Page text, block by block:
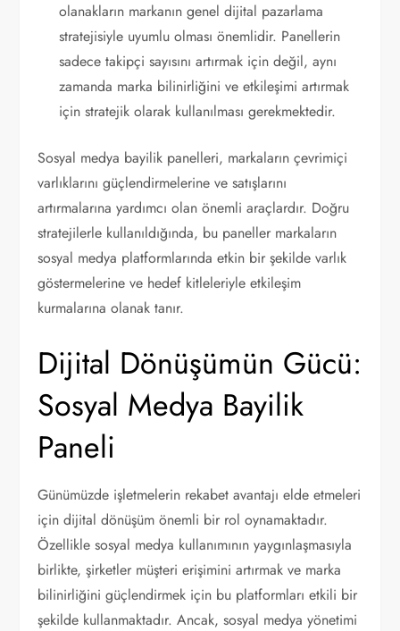
olanakların markanın genel dijital pazarlama
stratejisiyle uyumlu olması önemlidir. Panellerin
sadece takipçi sayısını artırmak için değil, aynı
zamanda marka bilinirliğini ve etkileşimi artırmak
için stratejik olarak kullanılması gerekmektedir.
Sosyal medya bayilik panelleri, markaların çevrimiçi
varlıklarını güçlendirmelerine ve satışlarını
artırmalarına yardımcı olan önemli araçlardır. Doğru
stratejilerle kullanıldığında, bu paneller markaların
sosyal medya platformlarında etkin bir şekilde varlık
göstermelerine ve hedef kitleleriyle etkileşim
kurmalarına olanak tanır.
Dijital Dönüşümün Gücü:
Sosyal Medya Bayilik
Paneli
Günümüzde işletmelerin rekabet avantajı elde etmeleri
için dijital dönüşüm önemli bir rol oynamaktadır.
Özellikle sosyal medya kullanımının yaygınlaşmasıyla
birlikte, şirketler müşteri erişimini artırmak ve marka
bilinirliğini güçlendirmek için bu platformları etkili bir
şekilde kullanmaktadır. Ancak, sosyal medya yönetimi